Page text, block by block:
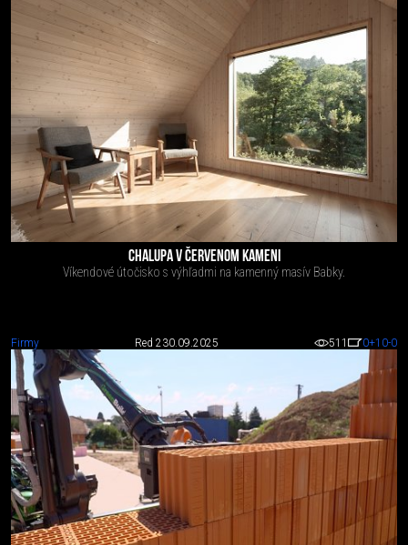
CHALUPA V ČERVENOM KAMENI
Víkendové útočisko s výhľadmi na kamenný masív Babky.
Firmy Red 230.09.2025 511 0+10-0